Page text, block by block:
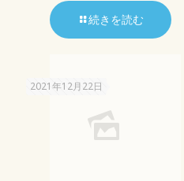
続きを読む
2021年12月22日